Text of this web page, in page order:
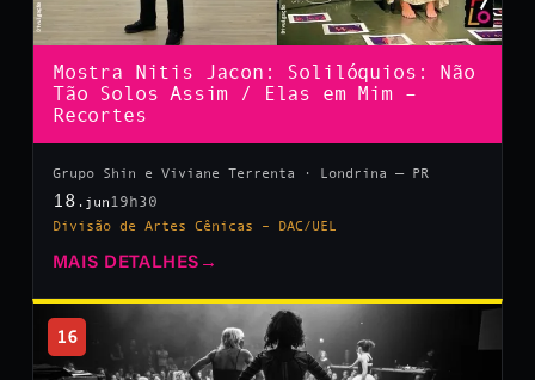
Mostra Nitis Jacon: Solilóquios: Não
Tão Solos Assim / Elas em Mim –
Recortes
Grupo Shin e Viviane Terrenta · Londrina — PR
18 .jun 19h30
Divisão de Artes Cênicas – DAC/UEL
MAIS DETALHES →
16